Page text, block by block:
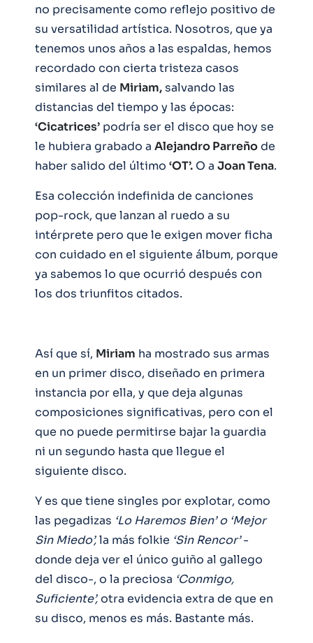
no precisamente como reflejo positivo de
su versatilidad artística. Nosotros, que ya
tenemos unos años a las espaldas, hemos
recordado con cierta tristeza casos
similares al de Miriam,salvando las
distancias del tiempo y las épocas:
‘Cicatrices’ podría ser el disco que hoy se
le hubiera grabado a Alejandro Parreñode
haber salido del último ‘OT’. O a Joan Tena.
Esa colección indefinida de canciones
pop-rock, que lanzan al ruedo a su
intérprete pero que le exigen mover ficha
con cuidado en el siguiente álbum, porque
ya sabemos lo que ocurrió después con
los dos triunfitos citados.
Así que sí, Miriam ha mostrado sus armas
en un primer disco, diseñado en primera
instancia por ella, y que deja algunas
composiciones significativas, pero con el
que no puede permitirse bajar la guardia
ni un segundo hasta que llegue el
siguiente disco.
Y es que tiene singles por explotar, como
las pegadizas ‘Lo Haremos Bien’ o ‘Mejor
Sin Miedo’,la más folkie ‘Sin Rencor’-
donde deja ver el único guiño al gallego
del disco-, o la preciosa ‘Conmigo,
Suficiente’,otra evidencia extra de que en
su disco, menos es más. Bastante más.